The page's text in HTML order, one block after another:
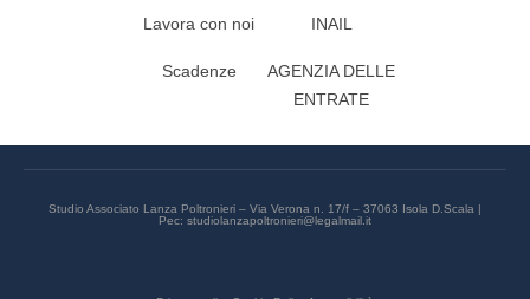
Lavora con noi
Scadenze
INAIL
AGENZIA DELLE
ENTRATE
Studio Associato Lanza Poltronieri – Via Verona n. 17/f – 37063 Isola D.Scala |
Pec: studiolanzapoltronieri@legalmail.it